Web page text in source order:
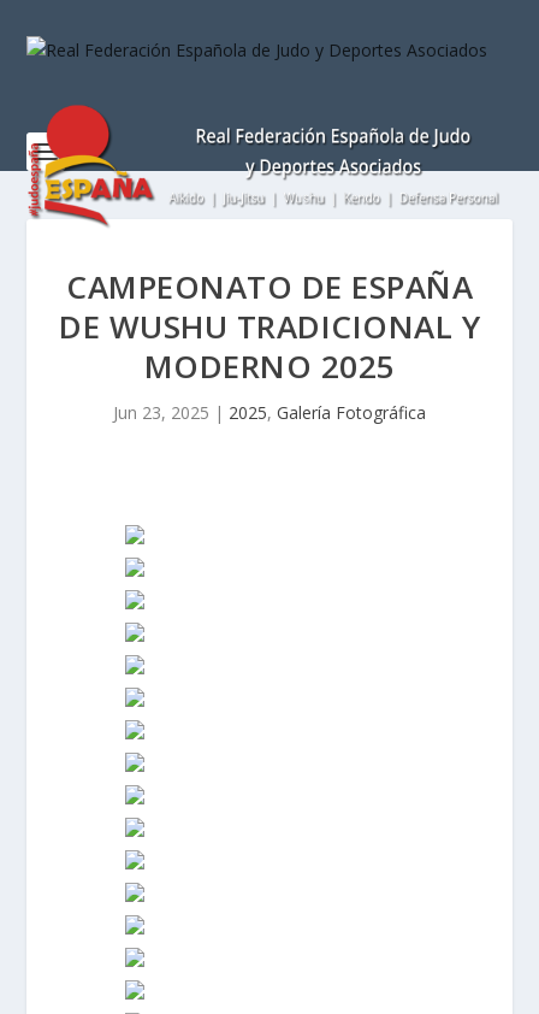
este
incluye
sistema
CAMPEONATO DE ESPAÑA
DE WUSHU TRADICIONAL Y
MODERNO 2025
Jun 23, 2025 | 2025, Galería Fotográfica